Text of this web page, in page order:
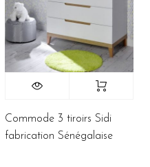
Commode 3 tiroirs Sidi
fabrication Sénégalaise